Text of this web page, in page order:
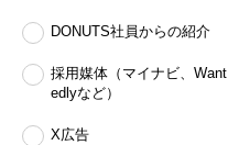
DONUTS社員からの紹介
採用媒体（マイナビ、Want
edlyなど）
X広告